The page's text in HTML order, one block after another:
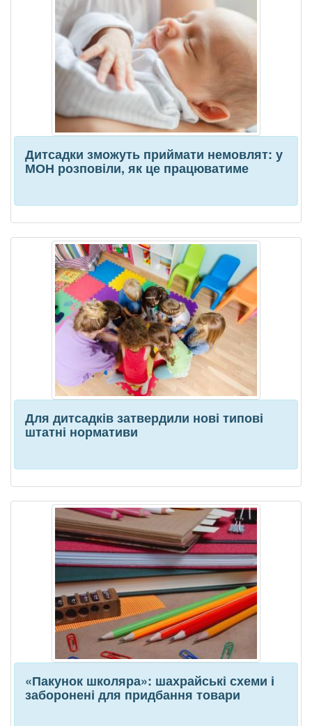
Дитсадки зможуть приймати немовлят: у
МОН розповіли, як це працюватиме
Для дитсадків затвердили нові типові
штатні нормативи
«Пакунок школяра»: шахрайські схеми і
заборонені для придбання товари